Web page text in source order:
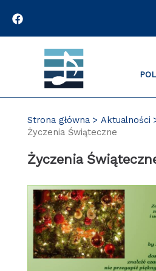
Strona główna
Aktualności
Życzenia Świąteczne
Życzenia